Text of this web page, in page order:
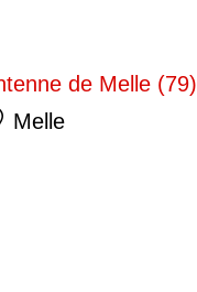
de Melle (79)
Melle